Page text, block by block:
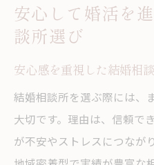
安心して婚活を
談所選び
安心感を重視した結婚相
結婚相談所を選ぶ際には、
大切です。理由は、信頼で
が不安やストレスにつなが